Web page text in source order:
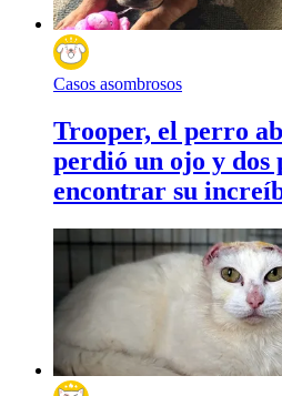
Casos asombrosos
Trooper, el perro
perdió un ojo y dos
encontrar su